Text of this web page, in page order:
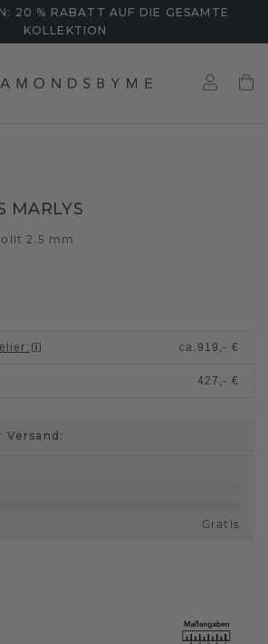
20 % RABATT AUF DIE GESAMTE
KOLLEKTION
MARLYS
2.5 mm
: ca. 919,- €
427,- €
Versand:
Gratis